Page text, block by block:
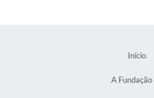
Início
A Fundação